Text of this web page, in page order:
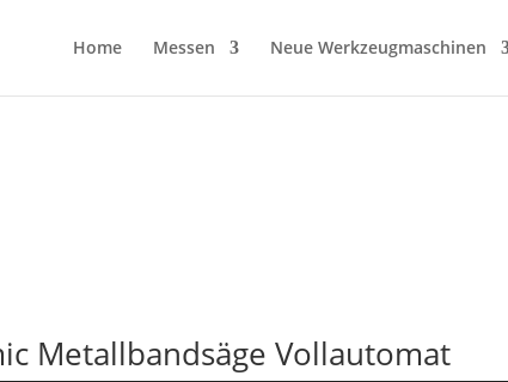
Home Messen Neue Werkzeugmaschinen
Metallbandsäge Vollautomat